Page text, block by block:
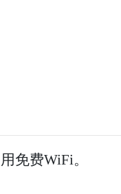
免费WiFi。